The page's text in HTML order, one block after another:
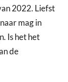
2022. Liefst
mag in
Is het het
de